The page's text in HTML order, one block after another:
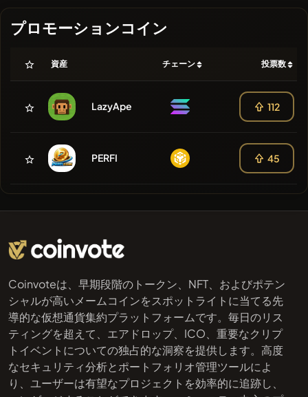
プロモーションコイン
資産 チェーン 投票数
LazyApe 112
PERFI 45
Coinvoteは、早期段階のトークン、NFT、およびポテン
シャルが高いメームコインをスポットライトに当てる先
導的な仮想通貨集約プラットフォームです。毎日のリス
ティングを超えて、エアドロップ、ICO、重要なクリプ
トイベントについての独占的な洞察を提供します。高度
なセキュリティ分析とポートフォリオ管理ツールによ
り、ユーザーは有望なプロジェクトを効率的に追跡し、